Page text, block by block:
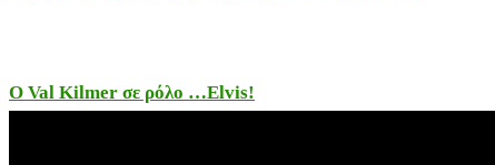
Ο Val Kilmer σε ρόλο …Elvis!